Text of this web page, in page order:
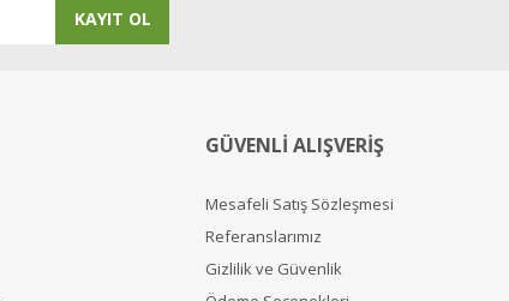
KAYIT OL
GÜVENLİ ALIŞVERİŞ
Mesafeli Satış Sözleşmesi
Referanslarımız
Gizlilik ve Güvenlik